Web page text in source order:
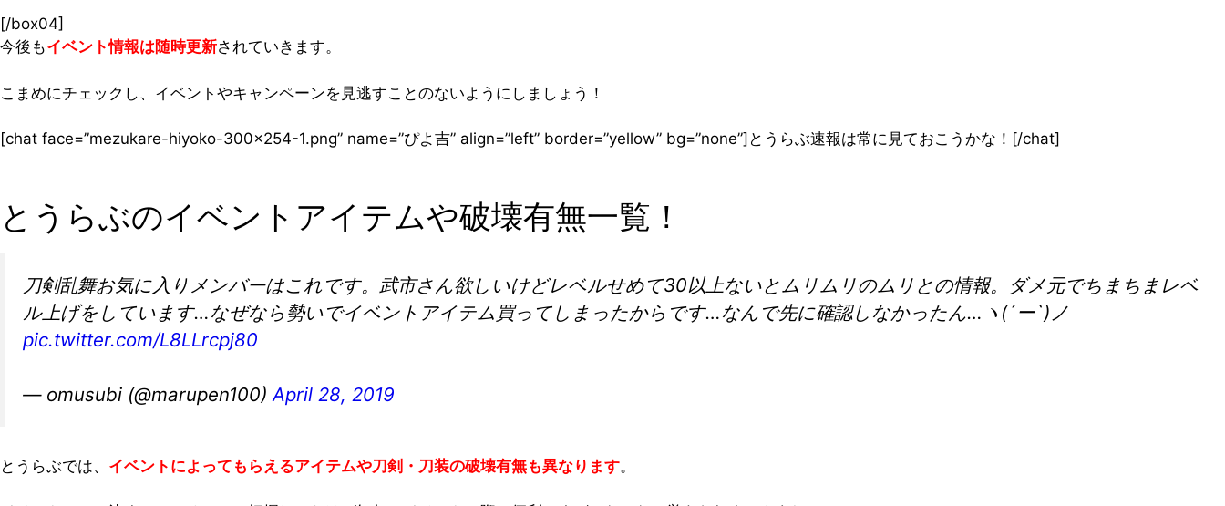
[/box04]
今後もイベント情報は随時更新されていきます。
こまめにチェックし、イベントやキャンペーンを見逃すことのないようにしましょう！
[chat face=”mezukare-hiyoko-300×254-1.png” name=”ぴよ吉” align=”left” border=”yellow” bg=”none”]とうらぶ速報は常に見ておこうかな！[/chat]
とうらぶのイベントアイテムや破壊有無一覧！
刀剣乱舞お気に入りメンバーはこれです。武市さん欲しいけどレベルせめて30以上ないとムリムリのムリとの情報。ダメ元でちまちまレベ
ル上げをしています…なぜなら勢いでイベントアイテム買ってしまったからです…なんで先に確認しなかったん…ヽ(´ー`)ノ
pic.twitter.com/L8LLrcpj80
— omusubi (@marupen100)April 28, 2019
とうらぶでは、 イベントによってもらえるアイテムや刀剣・刀装の破壊有無も異なります。